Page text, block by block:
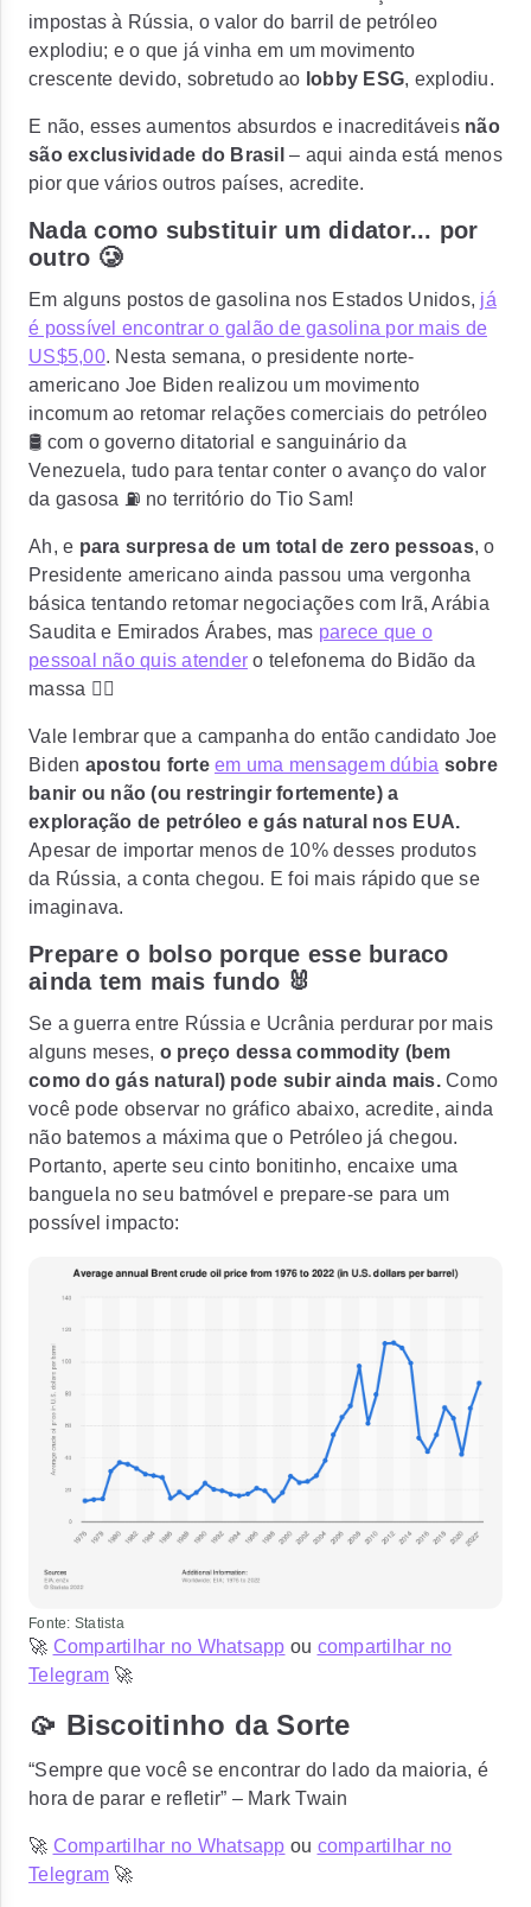
impostas à Rússia, o valor do barril de petróleo
explodiu; e o que já vinha em um movimento
crescente devido, sobretudo ao lobby ESG, explodiu.
E não, esses aumentos absurdos e inacreditáveis não
são exclusividade do Brasil – aqui ainda está menos
pior que vários outros países, acredite.
Nada como substituir um didator... por
outro 🥲
Em alguns postos de gasolina nos Estados Unidos, já
é possível encontrar o galão de gasolina por mais de
US$5,00. Nesta semana, o presidente norte-
americano Joe Biden realizou um movimento
incomum ao retomar relações comerciais do petróleo
🛢 com o governo ditatorial e sanguinário da
Venezuela, tudo para tentar conter o avanço do valor
da gasosa ⛽️ no território do Tio Sam!
Ah, e para surpresa de um total de zero pessoas, o
Presidente americano ainda passou uma vergonha
básica tentando retomar negociações com Irã, Arábia
Saudita e Emirados Árabes, mas parece que o
pessoal não quis atender o telefonema do Bidão da
massa 🤷‍♂️
Vale lembrar que a campanha do então candidato Joe
Biden apostou forte em uma mensagem dúbia sobre
banir ou não (ou restringir fortemente) a
exploração de petróleo e gás natural nos EUA.
Apesar de importar menos de 10% desses produtos
da Rússia, a conta chegou. E foi mais rápido que se
imaginava.
Prepare o bolso porque esse buraco
ainda tem mais fundo 🐰
Se a guerra entre Rússia e Ucrânia perdurar por mais
alguns meses, o preço dessa commodity (bem
como do gás natural) pode subir ainda mais. Como
você pode observar no gráfico abaixo, acredite, ainda
não batemos a máxima que o Petróleo já chegou.
Portanto, aperte seu cinto bonitinho, encaixe uma
banguela no seu batmóvel e prepare-se para um
possível impacto:
Fonte: Statista
🚀 Compartilhar no Whatsapp ou compartilhar no
Telegram 🚀
🥠 Biscoitinho da Sorte
“Sempre que você se encontrar do lado da maioria, é
hora de parar e refletir” – Mark Twain
🚀 Compartilhar no Whatsapp ou compartilhar no
Telegram 🚀